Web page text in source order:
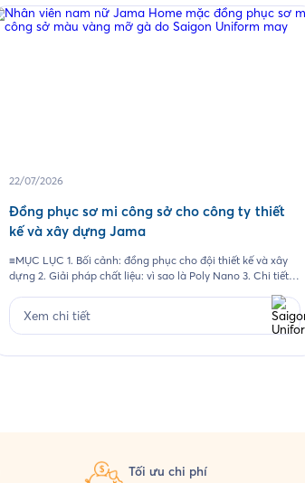
22/07/2026
Đồng phục sơ mi công sở cho công ty thiết
kế và xây dựng Jama
≡MỤC LỤC 1. Bối cảnh: đồng phục cho đội thiết kế và xây
dựng 2. Giải pháp chất liệu: vì sao là Poly Nano 3. Chi tiết
trình Saigon Uniform đã thực hiện cho Jama 6. Câu hỏi
thường gặp 6.1. Vải […]
Xem chi tiết
Tối ưu chi phí